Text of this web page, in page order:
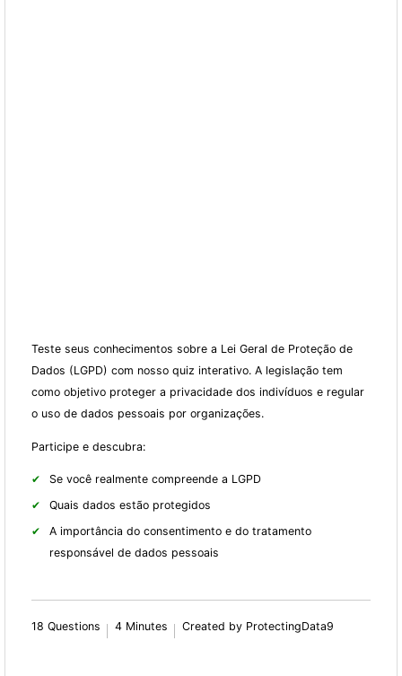
Teste seus conhecimentos sobre a Lei Geral de Proteção de
Dados (LGPD) com nosso quiz interativo. A legislação tem
como objetivo proteger a privacidade dos indivíduos e regular
o uso de dados pessoais por organizações.
Participe e descubra:
Se você realmente compreende a LGPD
Quais dados estão protegidos
A importância do consentimento e do tratamento
responsável de dados pessoais
18 Questions 4 Minutes Created by ProtectingData9